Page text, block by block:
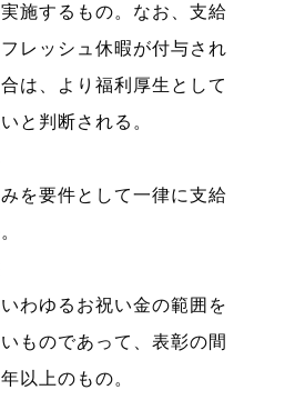
施するもの。なお、支給
レッシュ休暇が付与され
は、より福利厚生として
と判断される。
を要件として一律に支給
わゆるお祝い金の範囲を
ものであって、表彰の間
以上のもの。